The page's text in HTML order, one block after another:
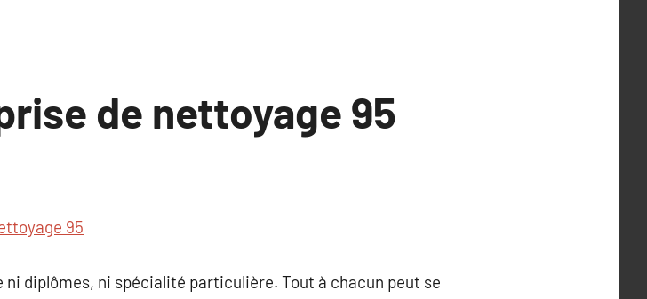
de nettoyage 95
95
diplômes, ni spécialité particulière. Tout à chacun peut se